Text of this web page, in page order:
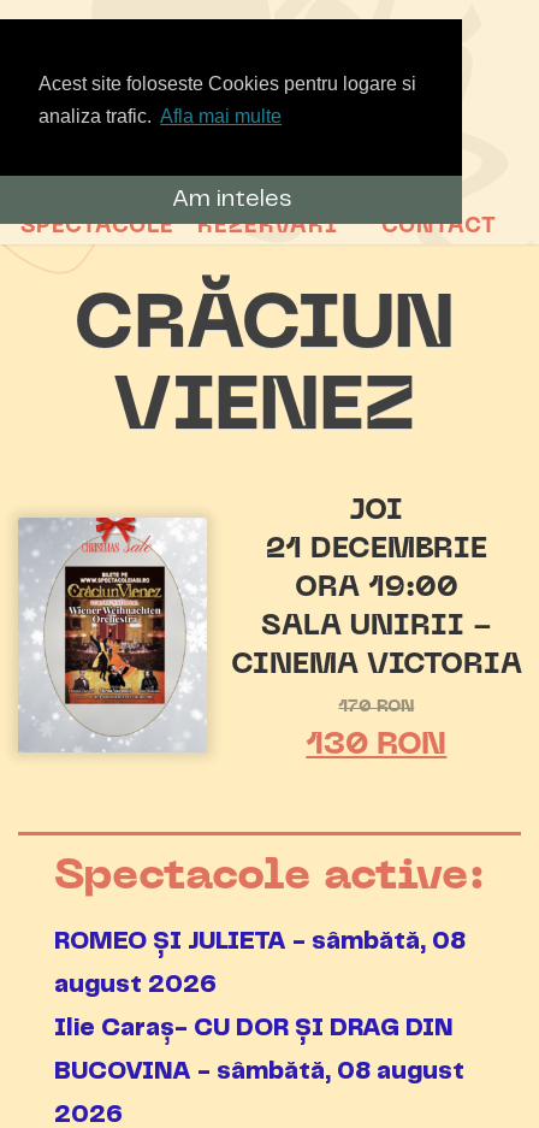
Acest site foloseste Cookies pentru logare si
analiza trafic. Afla mai multe
Am inteles
SPECTACOLE REZERVARI CONTACT
CRĂCIUN
VIENEZ
JOI
21 DECEMBRIE
ORA 19:00
SALA UNIRII -
CINEMA VICTORIA
170 RON
130 RON
Spectacole active:
ROMEO ȘI JULIETA - sâmbătă, 08
august 2026
Ilie Caraș- CU DOR ȘI DRAG DIN
BUCOVINA - sâmbătă, 08 august
2026